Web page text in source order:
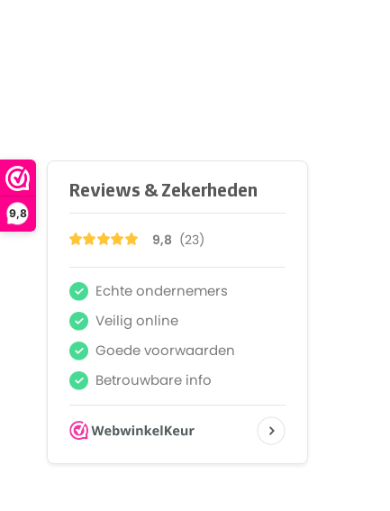
9,8